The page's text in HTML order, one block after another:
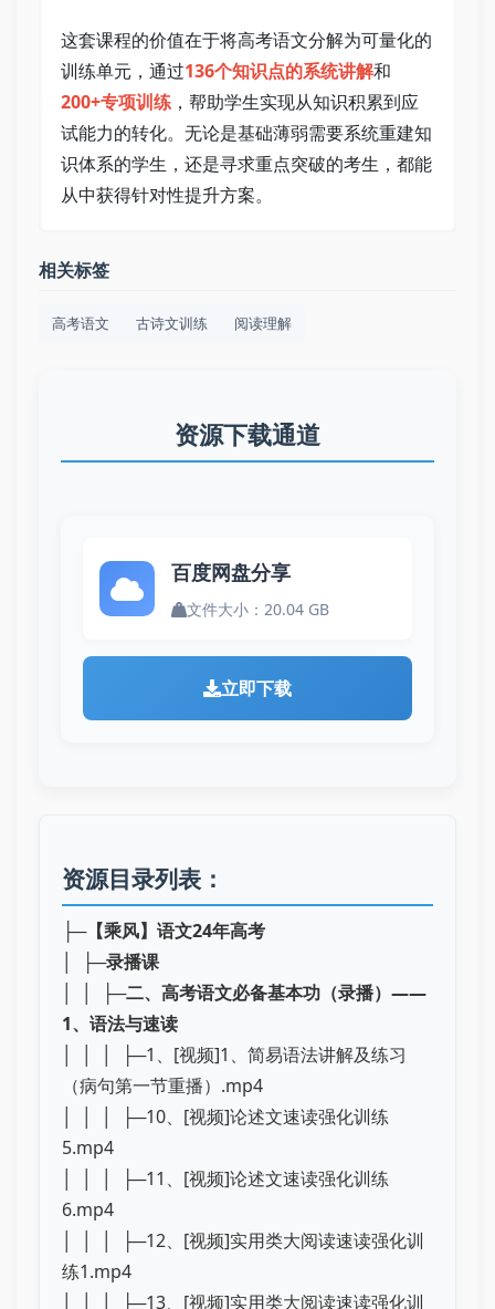
这套课程的价值在于将高考语文分解为可量化的
训练单元，通过136个知识点的系统讲解和
200+专项训练 ，帮助学生实现从知识积累到应
试能力的转化。无论是基础薄弱需要系统重建知
识体系的学生，还是寻求重点突破的考生，都能
从中获得针对性提升方案。
相关标签
高考语文 古诗文训练 阅读理解
资源下载通道
百度网盘分享
文件大小：20.04 GB
立即下载
资源目录列表：
├─【乘风】语文24年高考
│ ├─录播课
│ │ ├─二、高考语文必备基本功（录播）——
1、语法与速读
│ │ │ ├─1、[视频]1、简易语法讲解及练习
（病句第一节重播）.mp4
│ │ │ ├─10、[视频]论述文速读强化训练
5.mp4
│ │ │ ├─11、[视频]论述文速读强化训练
6.mp4
│ │ │ ├─12、[视频]实用类大阅读速读强化训
练1.mp4
│ │ │ ├─13、[视频]实用类大阅读速读强化训